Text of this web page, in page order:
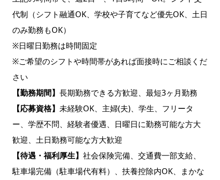
代制（シフト融通OK、学校や子育てなど優先OK、土日
のみ勤務もOK）
※日曜日勤務は時間固定
※ご希望のシフトや時間帯があれば面接時にご相談くだ
さい
【勤務期間】 長期勤務できる方歓迎、最短3ヶ月勤務
【応募資格】 未経験OK、主婦(夫)、学生、フリータ
ー、学歴不問、経験者優遇、日曜日に勤務可能な方大
歓迎、土日勤務可能な方大歓迎
【待遇・福利厚生】 社会保険完備、交通費一部支給、
駐車場完備（駐車場代有料）、扶養控除内OK、まかな